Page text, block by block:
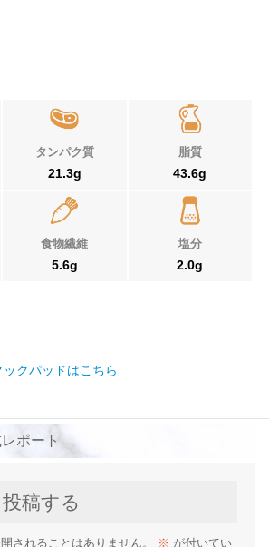
タンパク質
21.3g
脂質
43.6g
食物繊維
5.6g
塩分
2.0g
クパッドはこちら
ポート
稿する
されることはありません。 ※ が付いてい